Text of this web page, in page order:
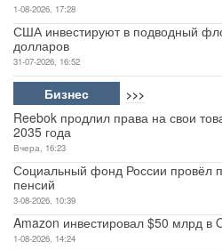
1-08-2026, 17:28
США инвестируют в подводный
долларов
31-07-2026, 16:52
Бизнес >>>
Reebok продлил права на свои
2035 года
Вчера, 16:23
Социальный фонд России провёл
пенсий
3-08-2026, 10:39
Amazon инвестировал $50 млрд в
1-08-2026, 14:24